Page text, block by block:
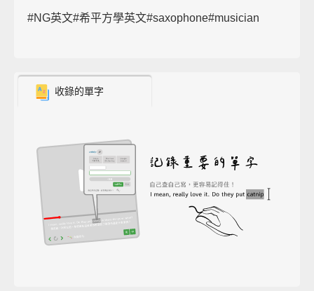
#NG英文#希平方學英文#saxophone#musician
收錄的單字